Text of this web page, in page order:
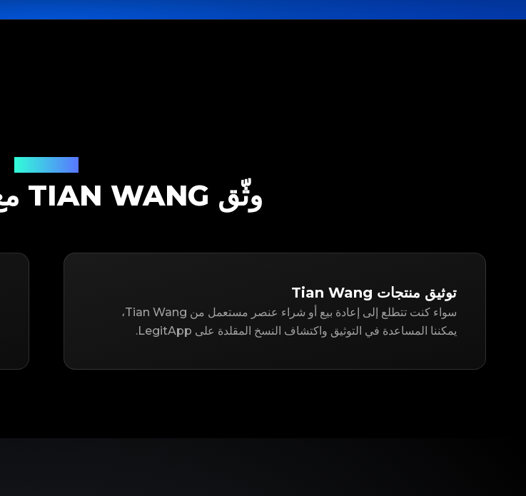
وثّق TIAN WANG مع LEGITAPP
توثيق منتجات Tian Wang
سواء كنت تتطلع إلى إعادة بيع أو شراء عنصر مستعمل من Tian Wang،
يمكننا المساعدة في التوثيق واكتشاف النسخ المقلدة على LegitApp.